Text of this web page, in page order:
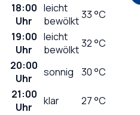
18:00
Uhr
leicht
bewölkt33°C
19:00
Uhr
leicht
bewölkt32°C
20:00
Uhr
sonnig 30°C
21:00
Uhr
klar 27°C